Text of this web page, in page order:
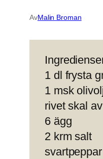
AvMalin Broman
1 dl frysta
1 msk
rivet skal
6 ägg
2 krm salt
svartpeppar